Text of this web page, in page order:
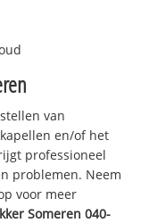
van
en/of het
professioneel
problemen. Neem
voor meer
Someren 040-